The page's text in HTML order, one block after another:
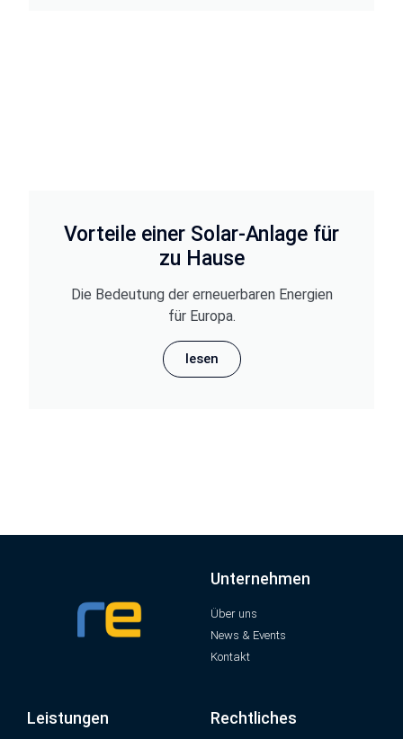
Vorteile einer Solar-Anlage für
zu Hause
Die Bedeutung der erneuerbaren Energien
für Europa.
lesen
Unternehmen
Über uns
News & Events
Kontakt
Leistungen Rechtliches